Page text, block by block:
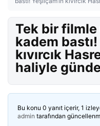
Tek bir filmle
kadem bastı!
kıvırcık
haliyle
Bu konu 0 yanıt içerir, 1
admin tarafından